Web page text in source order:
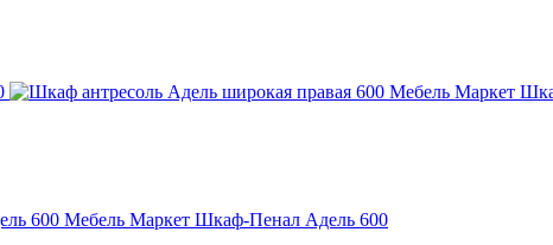
Мебель Маркет
Мебель Маркет Шкаф-Пенал Адель 600